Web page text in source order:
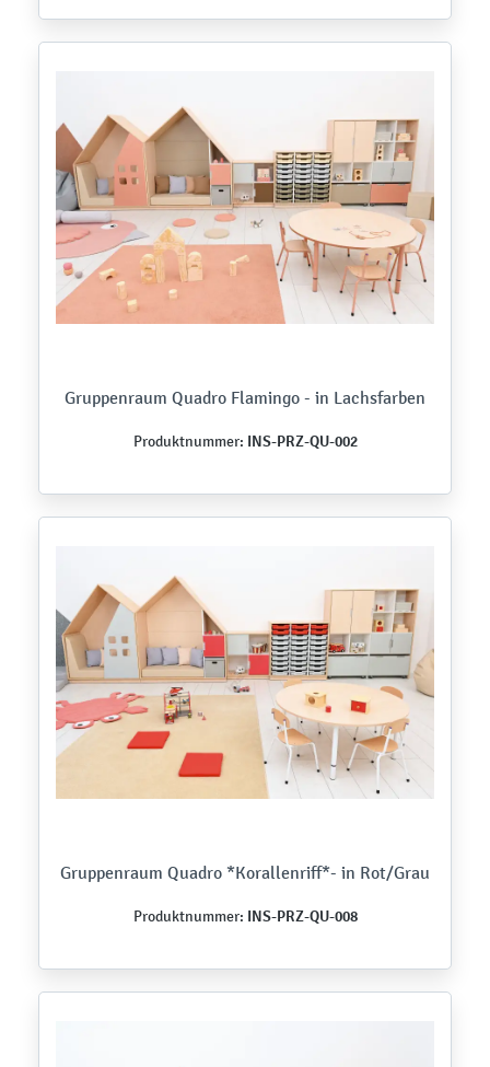
Gruppenraum Quadro Flamingo - in Lachsfarben
Produktnummer: INS-PRZ-QU-002
Gruppenraum Quadro *Korallenriff*- in Rot/Grau
Produktnummer: INS-PRZ-QU-008